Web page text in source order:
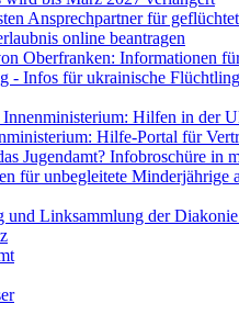
Ansprechpartner für
online beantragen
Oberfranken: Informationen
- Infos für ukrainische
Innenministerium: Hilfen in der
Hilfe-Portal für
Jugendamt? Infobroschüre in
für unbegleitete Minderjährige
und Linksammlung der